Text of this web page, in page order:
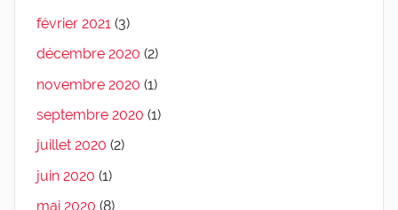
février 2021 (3)
décembre 2020 (2)
novembre 2020 (1)
septembre 2020 (1)
juillet 2020 (2)
juin 2020 (1)
mai 2020 (8)